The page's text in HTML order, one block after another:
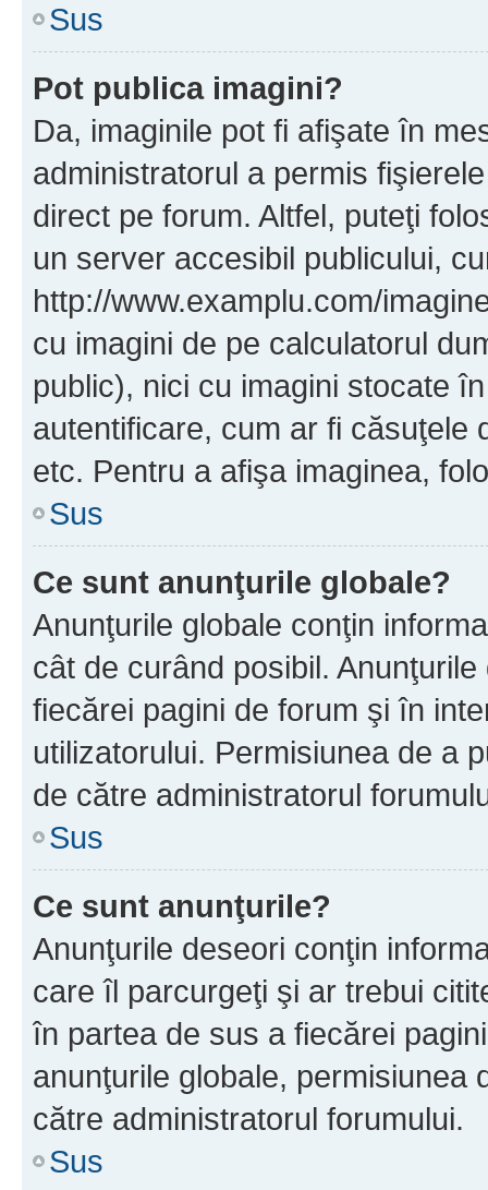
Sus
Pot publica imagini?
Da, imaginile pot fi afişate în
administratorul a permis
direct pe forum. Altfel, puteţi
un server accesibil publicului,
http://www.examplu.com/
cu imagini de pe calculatorul
public), nici cu imagini stocate
autentificare, cum ar fi căsuţele
etc. Pentru a afişa imaginea,
Sus
Ce sunt anunţurile globale?
Anunţurile globale conţin
cât de curând posibil.
fiecărei pagini de forum şi în
utilizatorului. Permisiunea de a
de către administratorul
Sus
Ce sunt anunţurile?
Anunţurile deseori conţin
care îl parcurgeţi şi ar trebui
în partea de sus a fiecărei
anunţurile globale, permisiunea
către administratorul forumului.
Sus